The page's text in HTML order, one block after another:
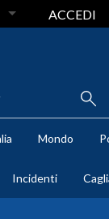
ACCEDI
Mondo
Incidenti